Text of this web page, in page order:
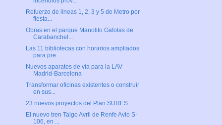
Refuerzo de líneas 1, 2, 3 y 5 de Metro por
fiesta...
Obras en el parque Manolito Gafotas de
Carabanchel...
Las 11 bibliotecas con horarios ampliados
para pre...
Nuevos aparatos de vía para la LAV
Madrid-Barcelona
Transformar oficinas existentes o construir
en sus...
23 nuevos proyectos del Plan SURES
El nuevo tren Talgo Avril de Renfe Avlo S-
106, en ...